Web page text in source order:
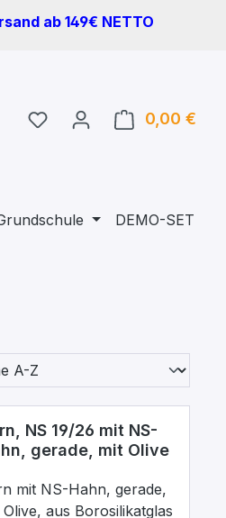
ab 149€ NETTO
Du hast 0 Produkte auf
0,00 €
DEMO-SET
NS 19/26 mit NS-
gerade, mit Olive
mit NS-Hahn, gerade,
Olive, aus Borosilikatglas